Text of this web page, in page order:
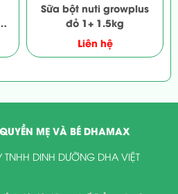
Sữa bột nuti growplus
đỏ 1+ 1.5kg
Liên hệ
MẸ VÀ BÉ DHAMAX
TNHH DINH DƯỠNG DHA VIỆT